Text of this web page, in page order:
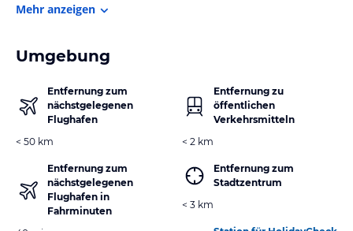
Mehr anzeigen
Umgebung
Entfernung zum
nächstgelegenen
Flughafen
< 50 km
Entfernung zum
nächstgelegenen
Flughafen in
Fahrminuten
Entfernung zu
öffentlichen
Verkehrsmitteln
< 2 km
Entfernung zum
Stadtzentrum
< 3 km